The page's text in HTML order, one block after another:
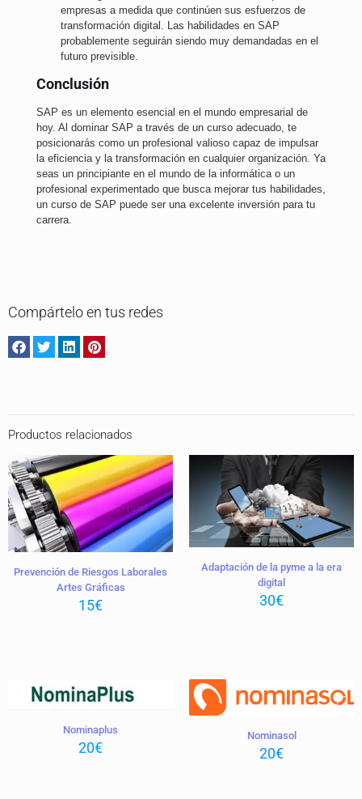
empresas a medida que continúen sus esfuerzos de
transformación digital. Las habilidades en SAP
probablemente seguirán siendo muy demandadas en el
futuro previsible.
Conclusión
SAP es un elemento esencial en el mundo empresarial de
hoy. Al dominar SAP a través de un curso adecuado, te
posicionarás como un profesional valioso capaz de impulsar
la eficiencia y la transformación en cualquier organización. Ya
seas un principiante en el mundo de la informática o un
profesional experimentado que busca mejorar tus habilidades,
un curso de SAP puede ser una excelente inversión para tu
carrera.
Compártelo en tus redes
Productos relacionados
Prevención de Riesgos Laborales
Artes Gráficas
15€
Adaptación de la pyme a la era
digital
30€
Nominaplus
20€
Nominasol
20€